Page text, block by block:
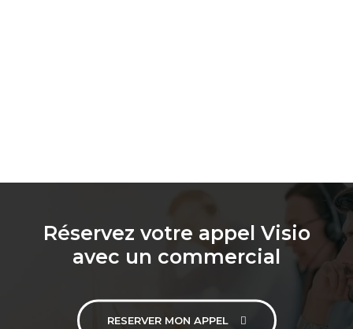
Réservez votre appel Visio
avec un commercial
RESERVER MON APPEL